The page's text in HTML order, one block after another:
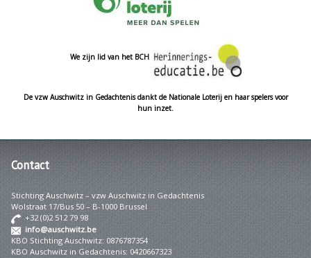
We zijn lid van het BCH
De vzw Auschwitz in Gedachtenis dankt de Nationale Loterij en haar spelers voor
hun inzet.
Contact
Stichting Auschwitz – vzw Auschwitz in Gedachtenis
Wolstraat 17/Bus 50 – B-1000 Brussel
+32 (0)2 512 79 98
info@auschwitz.be
KBO Stichting Auschwitz: 0876787354
KBO Auschwitz in Gedachtenis: 0420667323